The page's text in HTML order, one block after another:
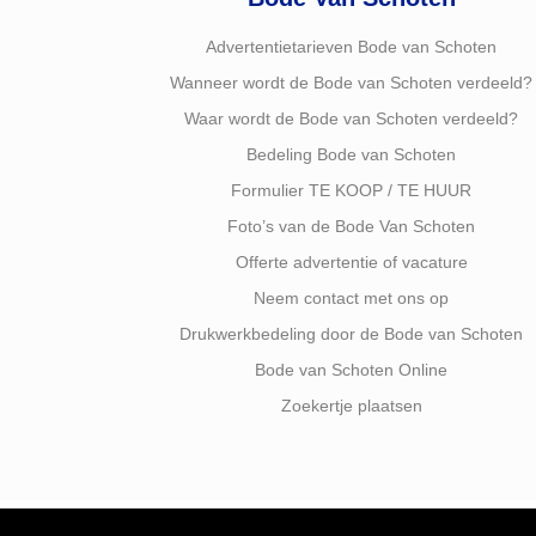
Advertentietarieven Bode van Schoten
Wanneer wordt de Bode van Schoten verdeeld?
Waar wordt de Bode van Schoten verdeeld?
Bedeling Bode van Schoten
Formulier TE KOOP / TE HUUR
Foto’s van de Bode Van Schoten
Offerte advertentie of vacature
Neem contact met ons op
Drukwerkbedeling door de Bode van Schoten
Bode van Schoten Online
Zoekertje plaatsen